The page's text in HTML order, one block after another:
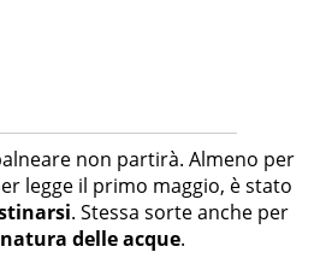
non partirà. Almeno per
legge il primo maggio, è stato
. Stessa sorte anche per
delle acque.